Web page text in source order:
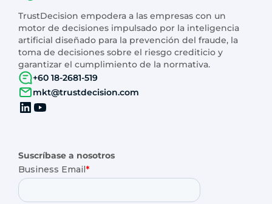
TrustDecision empodera a las empresas con un
motor de decisiones impulsado por la inteligencia
artificial diseñado para la prevención del fraude, la
toma de decisiones sobre el riesgo crediticio y
garantizar el cumplimiento de la normativa.
+60 18-2681-519
mkt@trustdecision.com
Suscríbase a nosotros